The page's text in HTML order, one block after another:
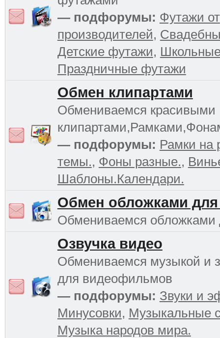
— подфорумы: Футажи от
производителей,
Детские футажи,
Праздничные футажи
Обмен клипартами
Обмениваемся красивыми
— подфорумы: Рамки на
темы., Фоны разные.,
Шаблоны.Календари.
Обмен обложками для
Обмениваемся обложками
Озвучка видео
Обмениваемся музыкой и
для видеофильмов
— подфорумы: Звуки и
Минусовки, Музыкальные
Музыка народов мира.